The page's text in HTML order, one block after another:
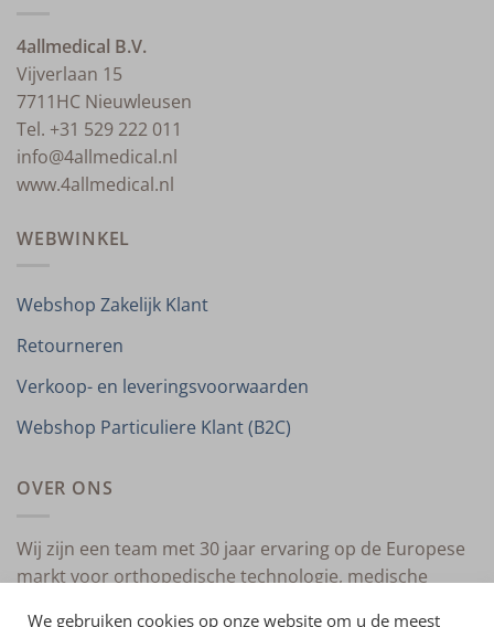
4allmedical B.V.
Vijverlaan 15
7711HC Nieuwleusen
Tel. +31 529 222 011
info@4allmedical.nl
www.4allmedical.nl
WEBWINKEL
Webshop Zakelijk Klant
Retourneren
Verkoop- en leveringsvoorwaarden
Webshop Particuliere Klant (B2C)
OVER ONS
Wij zijn een team met 30 jaar ervaring op de Europese
markt voor orthopedische technologie, medische
We gebruiken cookies op onze website om u de meest